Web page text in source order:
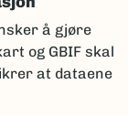
å gjøre
og GBIF skal
at dataene